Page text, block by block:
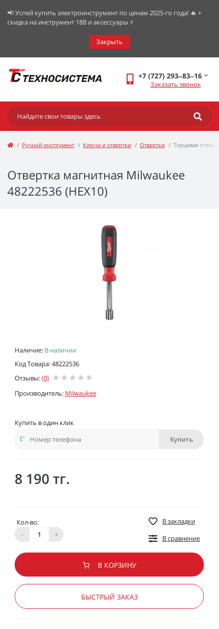
📢 Успей купить электроинструмент по ценам 2025-го года! 🔥 +
скидка на инструмент 18В и аксессуары ⚡️
Закрыть
+7 (727) 293‒83‒16
Заказать звонок
Ручной инструмент Ключи и отвертки Отвертки Торцевая
Отвертка магнитная Milwaukee
48222536 (HEX10)
Наличие: В наличии
Код Товара: 48222536
Отзывы:(0)
Производитель: Milwaukee
Купить в один клик
Купить
8 190 тг.
Кол-во:
-
+
В закладки
В сравнение
В КОРЗИНУ
БЫСТРЫЙ ЗАКАЗ